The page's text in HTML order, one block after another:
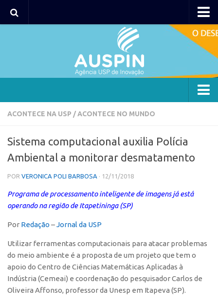
Agência
Coordenação
Polos
Polo Capital
Polo Lorena
Polo Ribeirão Preto
Polo São Carlos
Programas
Bolsa Empreendedorismo
Bolsa Startup USP
PGI-USP
ACONTECE NA USP /ACONTECE NO MUNDO
Sistema computacional auxilia Polícia
Ambiental a monitorar desmatamento
POR VERONICA POLI BARBOSA · 12/11/2018
Programa de processamento inteligente de imagens já está
operando na região de Itapetininga (SP)
Por Redação –Jornal da USP
Utilizar ferramentas computacionais para atacar problemas
do meio ambiente é a proposta de um projeto que tem o
apoio do Centro de Ciências Matemáticas Aplicadas à
Indústria (Cemeai) e coordenação do pesquisador Carlos de
Oliveira Affonso, professor da Unesp em Itapeva (SP).